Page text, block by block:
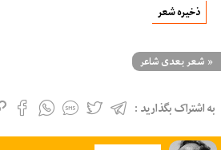
ذخیره شعر
« شعر بعدی شاعر
به اشتراک بگذارید :